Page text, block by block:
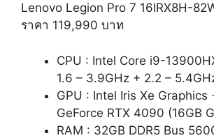
Lenovo Legion Pro 7 16IRX8H-
ราคา 119,990 บาท
CPU : Intel Core i9-
1.6 – 3.9GHz + 2.2 –
GPU : Intel Iris Xe Graphics
GeForce RTX 4090 (16GB
RAM : 32GB DDR5 Bus